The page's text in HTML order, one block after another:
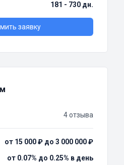
181 - 730 дн.
заявку
4 отзыва
от 15 000 ₽ до 3 000 000 ₽
от 0.07% до 0.25% в день